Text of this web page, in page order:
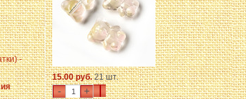
-
15.00 руб.21 шт.
- +